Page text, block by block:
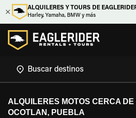
ALQUILERES Y TOURS DE
Harley, Yamaha, BMW y más
ALQUILERES MOTOS CERCA
OCOTLAN, PUEBLA